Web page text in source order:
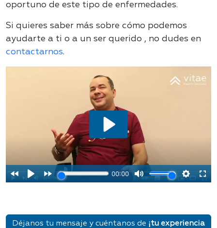
oportuno de este tipo de enfermedades.
Si quieres saber más sobre cómo podemos
ayudarte a ti o a un ser querido , no dudes en
contactarnos.
Déjanos tu mensaje y cuéntanos de ¡tu experiencia